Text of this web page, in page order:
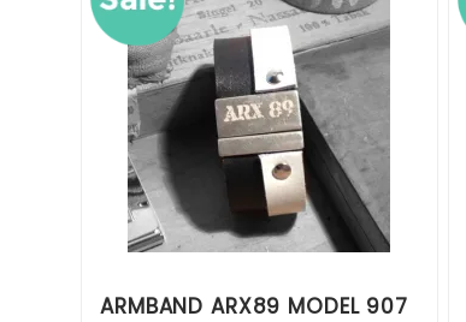
ARMBAND ARX89 MODEL 907